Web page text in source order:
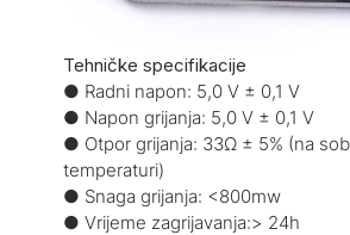
Tehničke specifikacije
● Radni napon: 5,0 V ± 0,1 V
● Napon grijanja: 5,0 V ± 0,1 V
● Otpor grijanja: 33Ω ± 5% (na
temperaturi)
● Snaga grijanja: <800mw
● Vrijeme zagrijavanja:> 24h